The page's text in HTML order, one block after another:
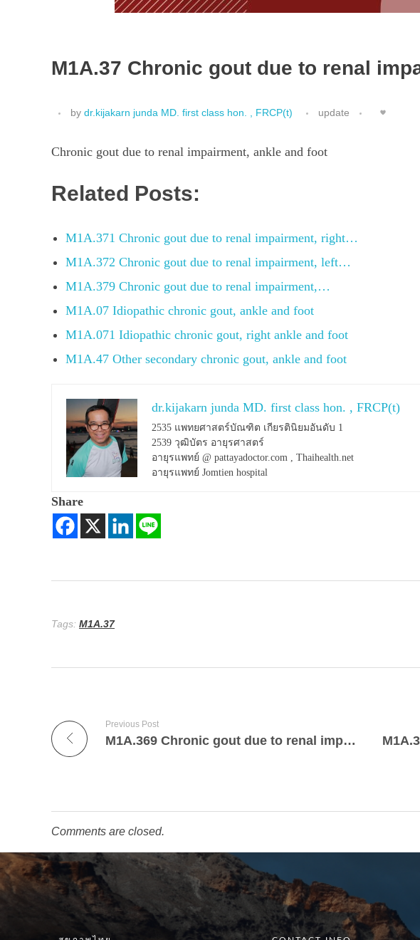
M1A.37 Chronic gout due to renal
by dr.kijakarn junda MD. first class hon. , FRCP(t) update
Chronic gout due to renal impairment, ankle and foot
Related Posts:
M1A.371 Chronic gout due to renal impairment, right…
M1A.372 Chronic gout due to renal impairment, left…
M1A.379 Chronic gout due to renal impairment,…
M1A.07 Idiopathic chronic gout, ankle and foot
M1A.071 Idiopathic chronic gout, right ankle and foot
M1A.47 Other secondary chronic gout, ankle and foot
dr.kijakarn junda MD. first class hon. , FRCP(t)
2535 แพทยศาสตร์บัณฑิต เกียรตินิยมอันดับ 1
2539 วุฒิบัตร อายุรศาสตร์
อายุรแพทย์ @ pattayadoctor.com , Thaihealth.net
อายุรแพทย์ Jomtien hospital
Share
Tags: M1A.37
Previous Post
M1A.369 Chronic gout due to renal impairment, unspecified knee
Comments are closed.